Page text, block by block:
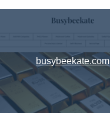
busybeekate.com